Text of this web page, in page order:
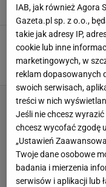
Zespół
Zespół
IAB, jak również Agora
Gazeta.pl sp. z o.o.,
takie jak adresy IP,
cookie lub inne
marketingowych, w
reklam dopasowanych
swoich serwisach,
treści w nich
Jeśli nie chcesz
chcesz wycofać zgodę
„Ustawień
Twoje dane osobowe
badania i mierzenia
serwisów i aplikacji lub